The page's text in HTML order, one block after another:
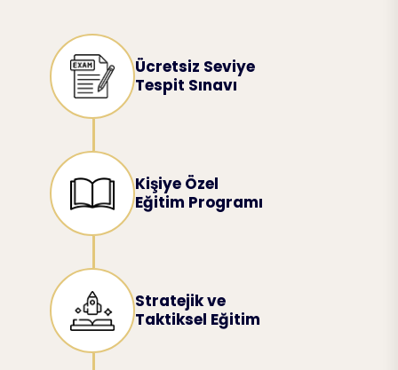
Ücretsiz Seviye
Tespit Sınavı
Kişiye Özel
Eğitim Programı
Stratejik ve
Taktiksel Eğitim